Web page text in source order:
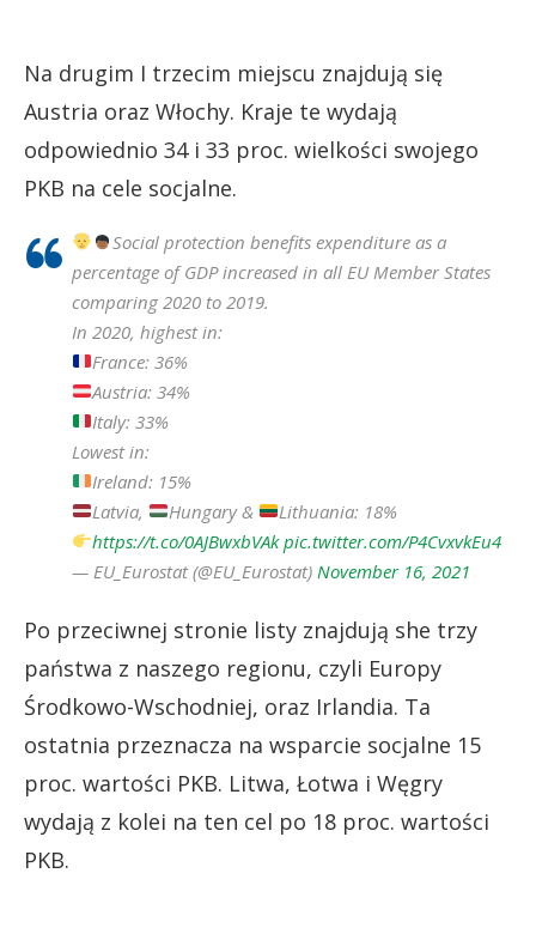
Na drugim I trzecim miejscu znajdują się
Austria oraz Włochy. Kraje te wydają
odpowiednio 34 i 33 proc. wielkości swojego
PKB na cele socjalne.
Social protection benefits expenditure as a
percentage of GDP increased in all EU Member States
comparing 2020 to 2019.
In 2020, highest in:
France: 36%
Austria: 34%
Italy: 33%
Lowest in:
Ireland: 15%
Latvia,
Hungary &
Lithuania: 18%
https://t.co/0AJBwxbVAk pic.twitter.com/P4CvxvkEu4
— EU_Eurostat (@EU_Eurostat) November 16, 2021
Po przeciwnej stronie listy znajdują she trzy
państwa z naszego regionu, czyli Europy
Środkowo-Wschodniej, oraz Irlandia. Ta
ostatnia przeznacza na wsparcie socjalne 15
proc. wartości PKB. Litwa, Łotwa i Węgry
wydają z kolei na ten cel po 18 proc. wartości
PKB.